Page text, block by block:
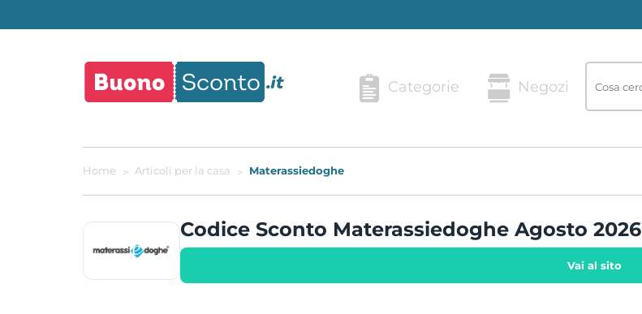
Categorie Negozi
Home Articoli per la casa Materassiedoghe
Codice Sconto Materassiedoghe Agosto 2026
Vai al sito